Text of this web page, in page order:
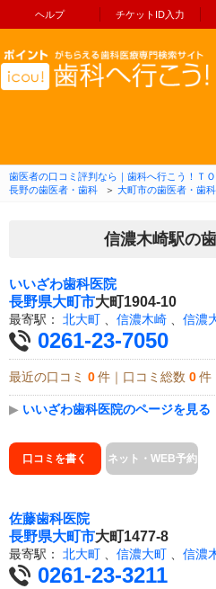
ヘルプ チケットID入力
コ
歯医者の口コミ評判なら｜歯科へ行こう！Ｔ
長野の歯医者・歯科
＞ 大町市の歯医者・歯科
信濃木崎駅の
いいざわ歯科医院
長野県大町市大町1904-10
最寄駅： 北大町 信濃木崎 信濃
0261-23-7050
最近の口コミ 0 件｜口コミ総数 0 件
▶ いいざわ歯科医院のページを見る
口コミを書く ネット・WEB予約
佐藤歯科医院
長野県大町市大町1477-8
最寄駅： 北大町 、 信濃大町 、 信濃
0261-23-3211